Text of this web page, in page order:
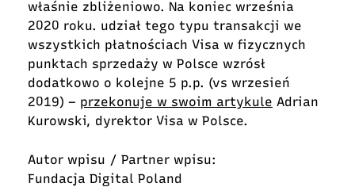
właśnie zbliżeniowo. Na koniec września
2020 roku. udział tego typu transakcji we
wszystkich płatnościach Visa w fizycznych
punktach sprzedaży w Polsce wzrósł
dodatkowo o kolejne 5 p.p. (vs wrzesień
2019) – przekonuje w swoim artykule Adrian
Kurowski, dyrektor Visa w Polsce.
Autor wpisu / Partner wpisu:
Fundacja Digital Poland